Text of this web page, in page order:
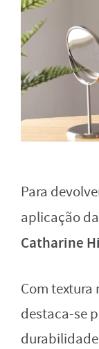
Para
aplicação
Catharine
Com
destaca-se